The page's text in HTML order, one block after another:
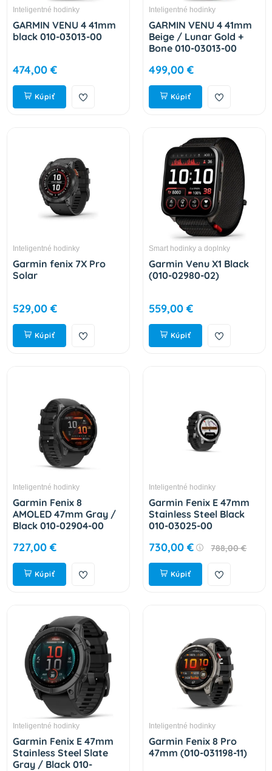
Inteligentné hodinky
GARMIN VENU 4 41mm
black 010-03013-00
474,00 €
Kúpiť
Inteligentné hodinky
GARMIN VENU 4 41mm
Beige / Lunar Gold +
Bone 010-03013-00
499,00 €
Kúpiť
Inteligentné hodinky
Garmin fenix 7X Pro
Solar
529,00 €
Kúpiť
Smart hodinky a doplnky
Garmin Venu X1 Black
(010-02980-02)
559,00 €
Kúpiť
Inteligentné hodinky
Garmin Fenix 8
AMOLED 47mm Gray /
Black 010-02904-00
727,00 €
Kúpiť
Inteligentné hodinky
Garmin Fenix E 47mm
Stainless Steel Black
010-03025-00
730,00 € 788,00 €
Kúpiť
Inteligentné hodinky
Garmin Fenix E 47mm
Stainless Steel Slate
Gray / Black 010-
Inteligentné hodinky
Garmin Fenix 8 Pro
47mm (010-031198-11)